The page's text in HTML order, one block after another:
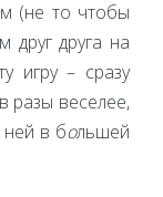
(не то чтобы
друг друга на
игру – сразу
разы веселее,
в большей